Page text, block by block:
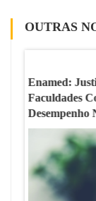
OUTRAS
Enamed:
Faculdades
Desempenho